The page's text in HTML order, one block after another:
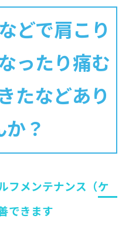
どで肩こり
ったり痛む
たなどあり
か？
フメンテナンス（ケ
できます